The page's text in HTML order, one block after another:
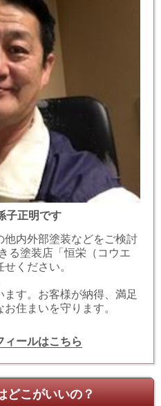
子正明です
内外部塗装などをご検討
る塗装店「恒栄（コウエ
ください。
す。お客様が納得、満足
住まいを守ります。
ィールはこちら
どこがいいの？